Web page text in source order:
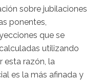
sobre jubilaciones
ponentes,
que se
utilizando
esta razón, la
es la más afinada y